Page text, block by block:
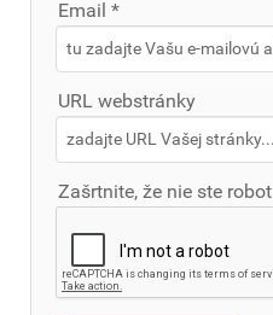
Email *
URL webstránky
Zašrtnite, že nie ste robot